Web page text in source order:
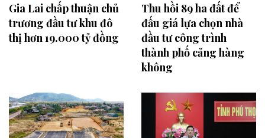
Gia Lai chấp thuận chủ
trương đầu tư khu đô
thị hơn 19.000 tỷ đồng
Thu hồi 89 ha đất để
đấu giá lựa chọn nhà
đầu tư công trình
thành phố cảng hàng
không